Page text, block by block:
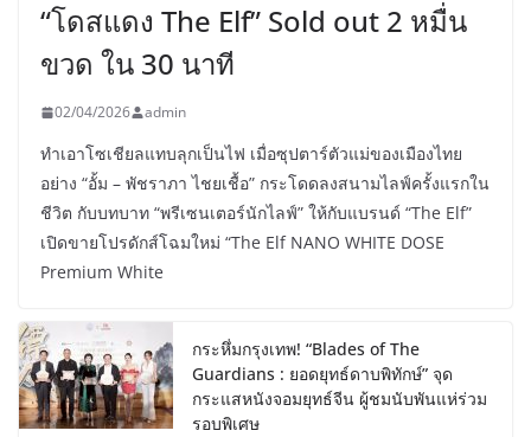
“โดสแดง The Elf” Sold out 2 หมื่น
ขวด ใน 30 นาที
02/04/2026 admin
ทำเอาโซเชียลแทบลุกเป็นไฟ เมื่อซุปตาร์ตัวแม่ของเมืองไทย
อย่าง “อั้ม – พัชราภา ไชยเชื้อ” กระโดดลงสนามไลฟ์ครั้งแรกใน
ชีวิต กับบทบาท “พรีเซนเตอร์นักไลฟ์” ให้กับแบรนด์ “The Elf”
เปิดขายโปรดักส์โฉมใหม่ “The Elf NANO WHITE DOSE
Premium White
กระหึ่มกรุงเทพ! “Blades of The
Guardians : ยอดยุทธ์ดาบพิทักษ์” จุด
กระแสหนังจอมยุทธ์จีน ผู้ชมนับพันแห่ร่วม
รอบพิเศษ